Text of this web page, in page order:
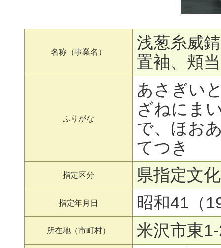
名称（事業名）
浅葱糸威
置袖、頬
ふりがな
あさぎい
ざねにま
で、ほお
てつき
指定区分 県指定文
指定年月日 昭和41（
所在地（市町村） 米沢市東